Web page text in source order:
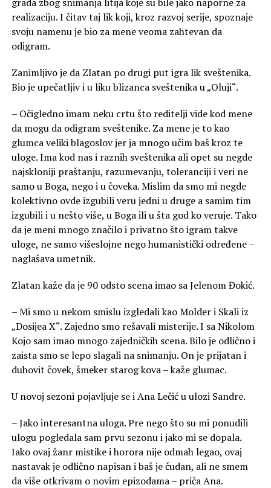
realizaciju. I čitav taj lik koji, kroz razvoj serije, spoznaje
svoju namenu je bio za mene veoma zahtevan da
odigram.
Zanimljivo je da Zlatan po drugi put igra lik sveštenika.
Bio je upečatljiv i u liku blizanca sveštenika u „Oluji“.
– Očigledno imam neku crtu što reditelji vide kod mene
da mogu da odigram sveštenike. Za mene je to kao
glumca veliki blagoslov jer ja mnogo učim baš kroz te
uloge. Ima kod nas i raznih sveštenika ali opet su negde
najskloniji praštanju, razumevanju, toleranciji i veri ne
samo u Boga, nego i u čoveka. Mislim da smo mi negde
kolektivno ovde izgubili veru jedni u druge a samim tim
izgubili i u nešto više, u Boga ili u šta god ko veruje. Tako
da je meni mnogo značilo i privatno što igram takve
uloge, ne samo višeslojne nego humanistički određene –
naglašava umetnik.
Zlatan kaže da je 90 odsto scena imao sa Jelenom Đokić.
– Mi smo u nekom smislu izgledali kao Molder i Skali iz
„Dosijea X“. Zajedno smo rešavali misterije. I sa Nikolom
Kojo sam imao mnogo zajedničkih scena. Bilo je odlično i
zaista smo se lepo slagali na snimanju. On je prijatan i
duhovit čovek, šmeker starog kova – kaže glumac.
U novoj sezoni pojavljuje se i Ana Lečić u ulozi Sandre.
– Jako interesantna uloga. Pre nego što su mi ponudili
ulogu pogledala sam prvu sezonu i jako mi se dopala.
Iako ovaj žanr mistike i horora nije odmah legao, ovaj
nastavak je odlično napisan i baš je čudan, ali ne smem
da više otkrivam o novim epizodama – priča Ana.